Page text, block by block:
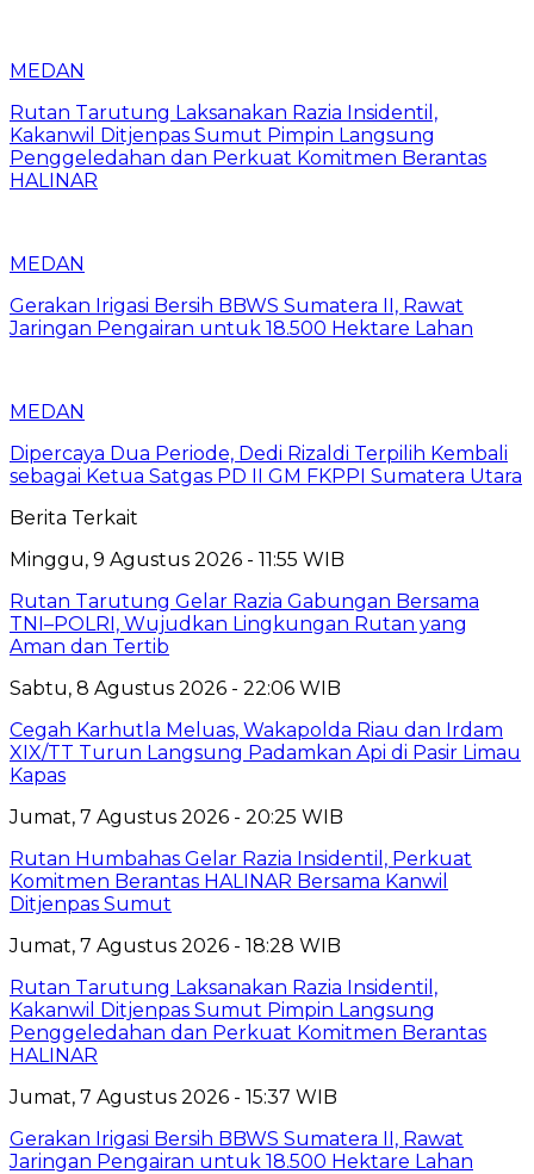
MEDAN
Rutan Tarutung Laksanakan Razia Insidentil,
Kakanwil Ditjenpas Sumut Pimpin Langsung
Penggeledahan dan Perkuat Komitmen Berantas
HALINAR
MEDAN
Gerakan Irigasi Bersih BBWS Sumatera II, Rawat
Jaringan Pengairan untuk 18.500 Hektare Lahan
MEDAN
Dipercaya Dua Periode, Dedi Rizaldi Terpilih Kembali
sebagai Ketua Satgas PD II GM FKPPI Sumatera Utara
Berita Terkait
Minggu, 9 Agustus 2026 - 11:55 WIB
Rutan Tarutung Gelar Razia Gabungan Bersama
TNI–POLRI, Wujudkan Lingkungan Rutan yang
Aman dan Tertib
Sabtu, 8 Agustus 2026 - 22:06 WIB
Cegah Karhutla Meluas, Wakapolda Riau dan Irdam
XIX/TT Turun Langsung Padamkan Api di Pasir Limau
Kapas
Jumat, 7 Agustus 2026 - 20:25 WIB
Rutan Humbahas Gelar Razia Insidentil, Perkuat
Komitmen Berantas HALINAR Bersama Kanwil
Ditjenpas Sumut
Jumat, 7 Agustus 2026 - 18:28 WIB
Rutan Tarutung Laksanakan Razia Insidentil,
Kakanwil Ditjenpas Sumut Pimpin Langsung
Penggeledahan dan Perkuat Komitmen Berantas
HALINAR
Jumat, 7 Agustus 2026 - 15:37 WIB
Gerakan Irigasi Bersih BBWS Sumatera II, Rawat
Jaringan Pengairan untuk 18.500 Hektare Lahan